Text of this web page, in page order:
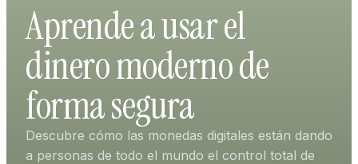
Aprende a usar el
dinero moderno de
forma segura
Descubre cómo las monedas digitales están dando
a personas de todo el mundo el control total de